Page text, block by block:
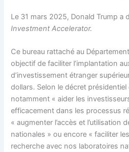
Le 31 mars 2025, Donald Trump a
Investment Accelerator.
Ce bureau rattaché au
objectif de faciliter l’implantation
d’investissement étranger
dollars. Selon le décret
notamment « aider les
efficacement dans les processus
« augmenter l’accès et l’utilisation
nationales » ou encore « faciliter
recherche avec nos laboratoires